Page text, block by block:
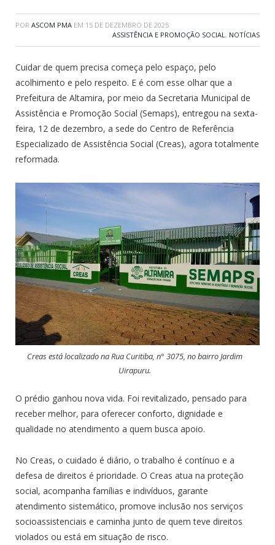
POR ASCOM PMA EM 15 DE DEZEMBRO DE 2025
ASSISTÊNCIA E PROMOÇÃO SOCIAL , NOTÍCIAS
Cuidar de quem precisa começa pelo espaço, pelo
acolhimento e pelo respeito. E é com esse olhar que a
Prefeitura de Altamira, por meio da Secretaria Municipal de
Assistência e Promoção Social (Semaps), entregou na sexta-
feira, 12 de dezembro, a sede do Centro de Referência
Especializado de Assistência Social (Creas), agora totalmente
reformada.
Creas está localizado na Rua Curitiba, n° 3075, no bairro Jardim
Uirapuru.
O prédio ganhou nova vida. Foi revitalizado, pensado para
receber melhor, para oferecer conforto, dignidade e
qualidade no atendimento a quem busca apoio.
No Creas, o cuidado é diário, o trabalho é contínuo e a
defesa de direitos é prioridade. O Creas atua na proteção
social, acompanha famílias e indivíduos, garante
atendimento sistemático, promove inclusão nos serviços
socioassistenciais e caminha junto de quem teve direitos
violados ou está em situação de risco.